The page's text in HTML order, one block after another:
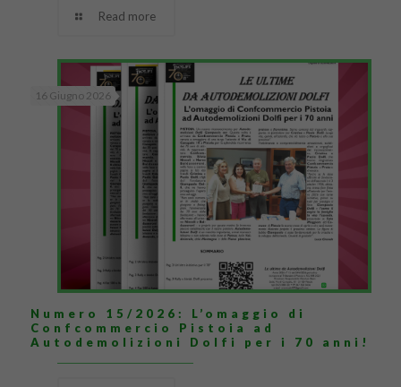
Read more
16 Giugno 2026
Numero 15/2026: L’omaggio di
Confcommercio Pistoia ad
Autodemolizioni Dolfi per i 70 anni!